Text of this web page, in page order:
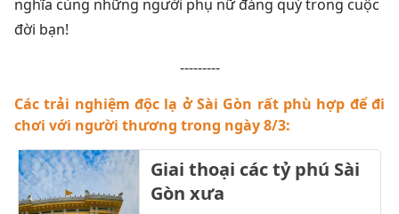
nghĩa cùng những người phụ nữ đáng quý trong cuộc
đời bạn!
---------
Các trải nghiệm độc lạ ở Sài Gòn rất phù hợp để đi
chơi với người thương trong ngày 8/3:
Giai thoại các tỷ phú Sài
Gòn xưa